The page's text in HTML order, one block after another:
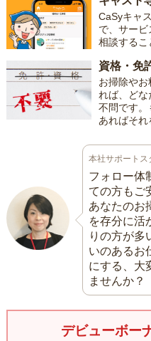
CaSyキャ
で、サー
相談するこ
資格・免
お掃除や
れば、どな
不問です。
あればそれ
本社サポートス
フォロー体
ての方もご
あなたのお
を存分に活
りの方が多
いのあるお
にする、大
ませんか？
デビューボー